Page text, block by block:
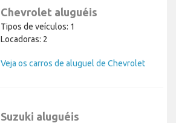
Chevrolet aluguéis
Tipos de veículos: 1
Locadoras: 2
Veja os carros de aluguel de Chevrolet
Suzuki aluguéis